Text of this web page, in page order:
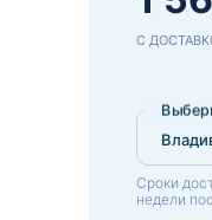
С
Сроки
недели